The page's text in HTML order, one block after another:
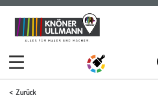
Zum
Inhalt
Zum
Navigationsmenü
Zurück